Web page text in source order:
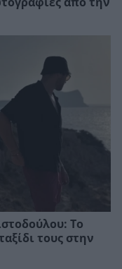
Το
τους στην